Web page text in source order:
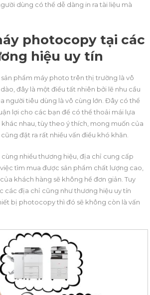
dùng có thể dễ dàng in ra tài liệu mà
photocopy tại các
hiệu uy tín
sản phẩm máy photo trên thị trường là vô
đây là một điều tất nhiên bởi lẽ nhu cầu
người tiêu dùng là vô cùng lớn. Đây có thể
lợi cho các bạn để có thể thoải mái lựa
nhau, tùy theo ý thích, mong muốn của
đặt ra rất nhiều vấn điều khó khăn.
cùng nhiều thương hiệu, địa chỉ cung cấp
tìm mua được sản phẩm chất lượng cao,
khách hàng sẽ không hề đơn giản. Tuy
các địa chỉ cũng như thương hiệu uy tín
bị photocopy thì đó sẽ không còn là vấn